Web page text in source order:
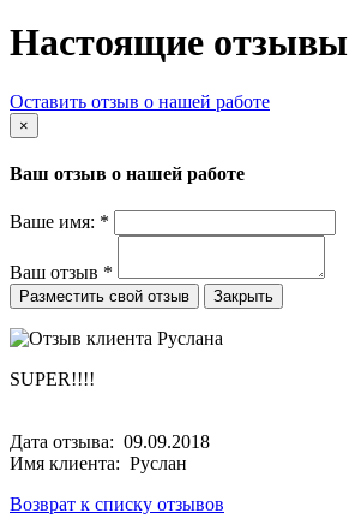
Настоящие отзывы
Оставить отзыв о нашей работе
×
Ваш отзыв о нашей работе
Ваше имя: *
Ваш отзыв *
Закрыть
SUPER!!!!
Дата отзыва: 09.09.2018
Имя клиента: Руслан
Возврат к списку отзывов